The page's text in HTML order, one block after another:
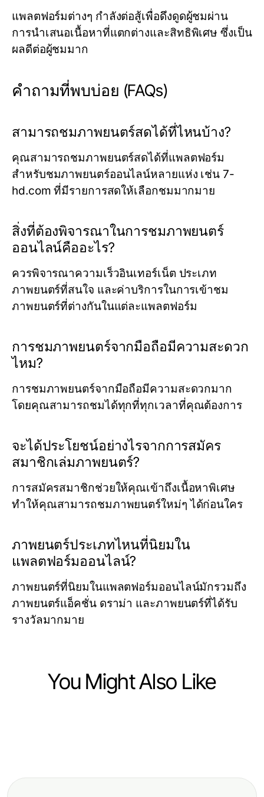
แพลตฟอร์มต่างๆ กำลังต่อสู้เพื่อดึงดูดผู้ชมผ่าน
การนำเสนอเนื้อหาที่แตกต่างและสิทธิพิเศษ ซึ่งเป็น
ผลดีต่อผู้ชมมาก
คำถามที่พบบ่อย (FAQs)
สามารถชมภาพยนตร์สดได้ที่ไหนบ้าง?
คุณสามารถชมภาพยนตร์สดได้ที่แพลตฟอร์ม
สำหรับชมภาพยนตร์ออนไลน์หลายแห่ง เช่น 7-
hd.com ที่มีรายการสดให้เลือกชมมากมาย
สิ่งที่ต้องพิจารณาในการชมภาพยนตร์
ออนไลน์คืออะไร?
ควรพิจารณาความเร็วอินเทอร์เน็ต ประเภท
ภาพยนตร์ที่สนใจ และค่าบริการในการเข้าชม
ภาพยนตร์ที่ต่างกันในแต่ละแพลตฟอร์ม
การชมภาพยนตร์จากมือถือมีความสะดวก
ไหม?
การชมภาพยนตร์จากมือถือมีความสะดวกมาก
โดยคุณสามารถชมได้ทุกที่ทุกเวลาที่คุณต้องการ
จะได้ประโยชน์อย่างไรจากการสมัคร
สมาชิกเล่มภาพยนตร์?
การสมัครสมาชิกช่วยให้คุณเข้าถึงเนื้อหาพิเศษ
ทำให้คุณสามารถชมภาพยนตร์ใหม่ๆ ได้ก่อนใคร
ภาพยนตร์ประเภทไหนที่นิยมใน
แพลตฟอร์มออนไลน์?
ภาพยนตร์ที่นิยมในแพลตฟอร์มออนไลน์มักรวมถึง
ภาพยนตร์แอ็คชั่น ดราม่า และภาพยนตร์ที่ได้รับ
รางวัลมากมาย
You Might Also Like
AI Character Creation in 2026
วิธีเชิญชวนเพื่อนดูหนังที่บ้านอย่างมี